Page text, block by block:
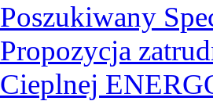
Poszukiwany
Propozycja
Cieplnej